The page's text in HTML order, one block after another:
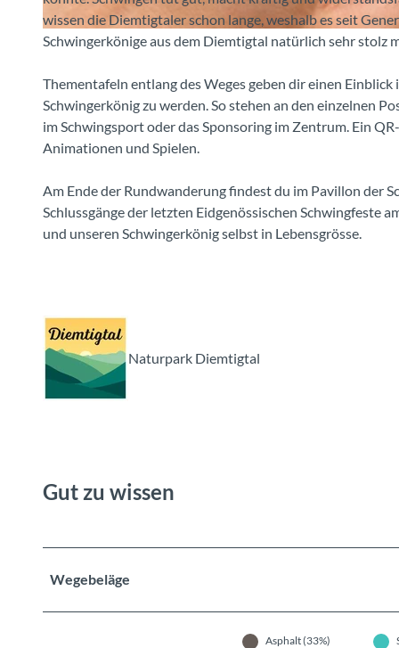
© Fabio Rudolf, Naturpark Diemtigtal
wissen die Diemtigtaler schon lange, weshalb es seit
Schwingerkönige aus dem Diemtigtal natürlich sehr stolz
Thementafeln entlang des Weges geben dir einen
Schwingerkönig zu werden. So stehen an den einzelnen
im Schwingsport oder das Sponsoring im Zentrum. Ein
Animationen und Spielen.
Am Ende der Rundwanderung findest du im Pavillon der
Schlussgänge der letzten Eidgenössischen
und unseren Schwingerkönig selbst in Lebensgrösse.
Naturpark Diemtigtal
Gut zu wissen
Wegebeläge
Asphalt (33%)